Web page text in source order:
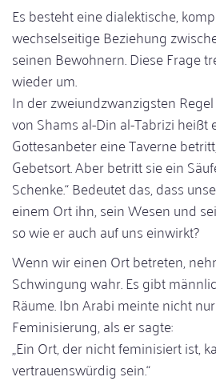
Es besteht eine dialektische,
wechselseitige Beziehung
seinen Bewohnern. Diese Frage
wieder um.
In der zweiundzwanzigsten
von Shams al-Din al-Tabrizi heißt
Gottesanbeter eine Taverne
Gebetsort. Aber betritt sie ein
Schenke.“ Bedeutet das, dass
einem Ort ihn, sein Wesen und
so wie er auch auf uns einwirkt?
Wenn wir einen Ort betreten,
Schwingung wahr. Es gibt
Räume. Ibn Arabi meinte nicht
Feminisierung, als er sagte:
„Ein Ort, der nicht feminisiert ist,
vertrauenswürdig sein.“